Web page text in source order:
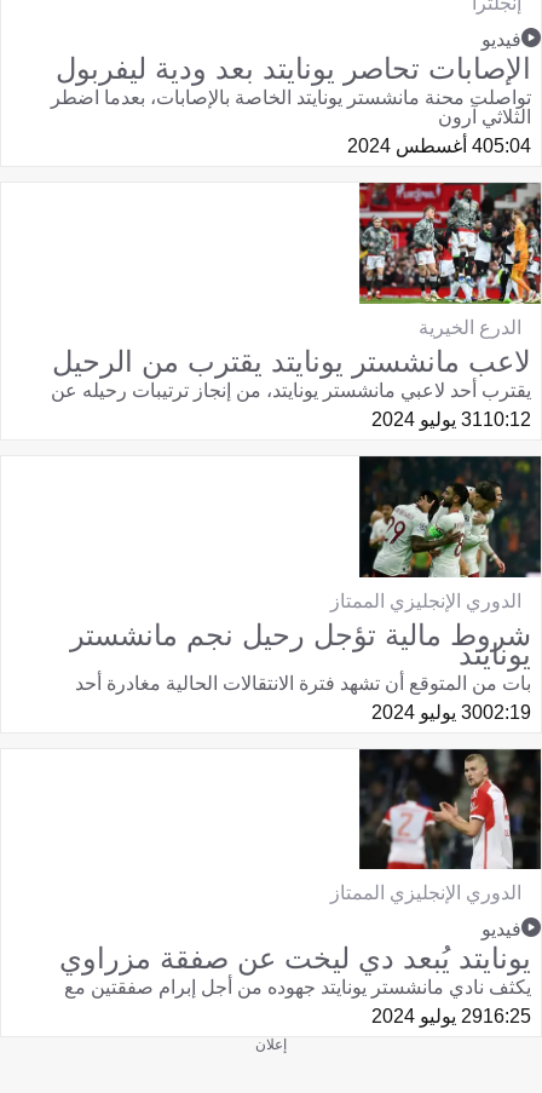
فيديو
الإصابات تحاصر يونايتد بعد ودية ليفربول
تواصلت محنة مانشستر يونايتد الخاصة بالإصابات، بعدما اضطر
الثلاثي آرون
05:044 أغسطس 2024
الدرع الخيرية
لاعب مانشستر يونايتد يقترب من الرحيل
يقترب أحد لاعبي مانشستر يونايتد، من إنجاز ترتيبات رحيله عن
10:1231 يوليو 2024
الدوري الإنجليزي الممتاز
شروط مالية تؤجل رحيل نجم مانشستر
يونايتد
بات من المتوقع أن تشهد فترة الانتقالات الحالية مغادرة أحد
02:1930 يوليو 2024
الدوري الإنجليزي الممتاز
فيديو
يونايتد يُبعد دي ليخت عن صفقة مزراوي
يكثف نادي مانشستر يونايتد جهوده من أجل إبرام صفقتين مع
16:2529 يوليو 2024
إعلان